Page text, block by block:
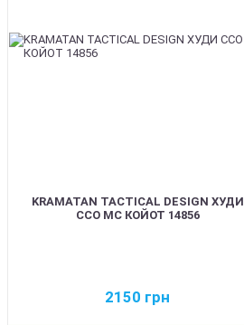
KRAMATAN TACTICAL DESIGN ХУДИ
ССО МС КОЙОТ 14856
2150 грн